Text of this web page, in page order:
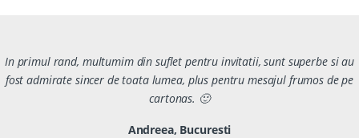
In primul rand, multumim din suflet pentru invitatii, sunt superbe si au
fost admirate sincer de toata lumea, plus pentru mesajul frumos de pe
cartonas. 🙂
Andreea, Bucuresti